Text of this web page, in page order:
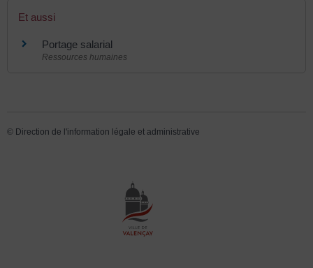
Et aussi
Portage salarial
Ressources humaines
© Direction de l'information légale et administrative